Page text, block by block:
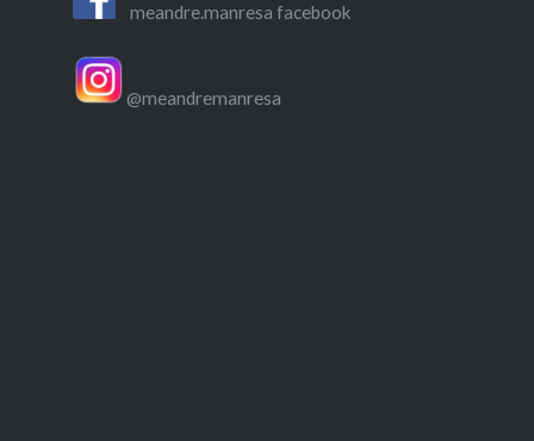
meandre.manresa facebook
@meandremanresa